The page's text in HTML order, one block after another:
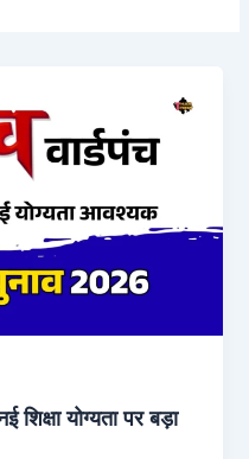
योग्यता पर बड़ा